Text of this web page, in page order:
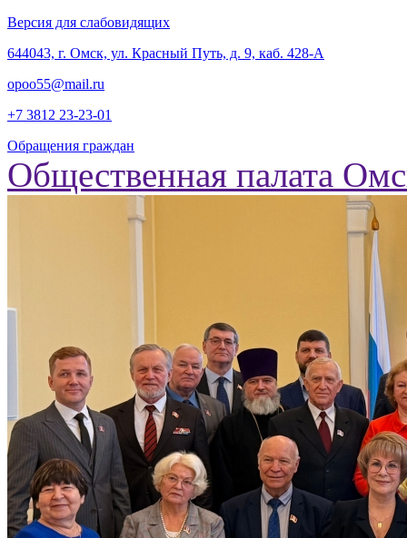
Версия для слабовидящих
‎644043, г. Омск, ул. Красный Путь, д. 9, каб. 428-А
opoo55@mail.ru
+7 3812 23-23-01
Обращения граждан
Общественная палата